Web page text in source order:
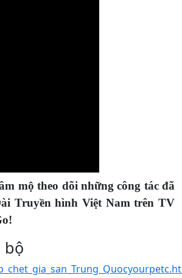
mộ theo dõi những công tác đã
Truyền hình Việt Nam trên TV
bộ